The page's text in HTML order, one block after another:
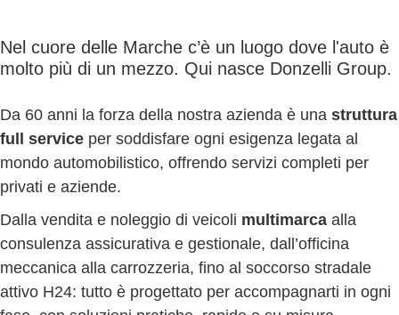
Nel cuore delle Marche c’è un luogo dove l'auto è
molto più di un mezzo. Qui nasce Donzelli Group.
Da 60 anni la forza della nostra azienda è una struttura
full service per soddisfare ogni esigenza legata al
mondo automobilistico, offrendo servizi completi per
privati e aziende.
Dalla vendita e noleggio di veicoli multimarca alla
consulenza assicurativa e gestionale, dall’officina
meccanica alla carrozzeria, fino al soccorso stradale
attivo H24: tutto è progettato per accompagnarti in ogni